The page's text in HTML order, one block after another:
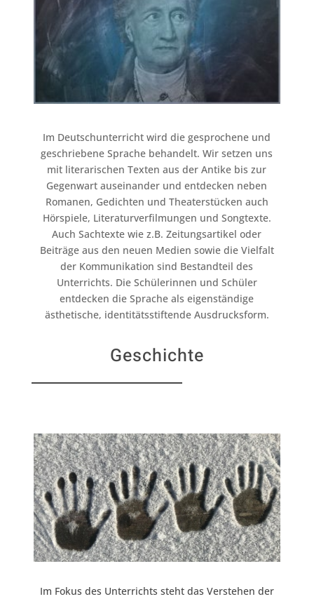
Im Deutschunterricht wird die gesprochene und
geschriebene Sprache behandelt. Wir setzen uns
mit literarischen Texten aus der Antike bis zur
Gegenwart auseinander und entdecken neben
Romanen, Gedichten und Theaterstücken auch
Hörspiele, Literaturverfilmungen und Songtexte.
Auch Sachtexte wie z.B. Zeitungsartikel oder
Beiträge aus den neuen Medien sowie die Vielfalt
der Kommunikation sind Bestandteil des
Unterrichts. Die Schülerinnen und Schüler
entdecken die Sprache als eigenständige
ästhetische, identitätsstiftende Ausdrucksform.
Geschichte
Im Fokus des Unterrichts steht das Verstehen der